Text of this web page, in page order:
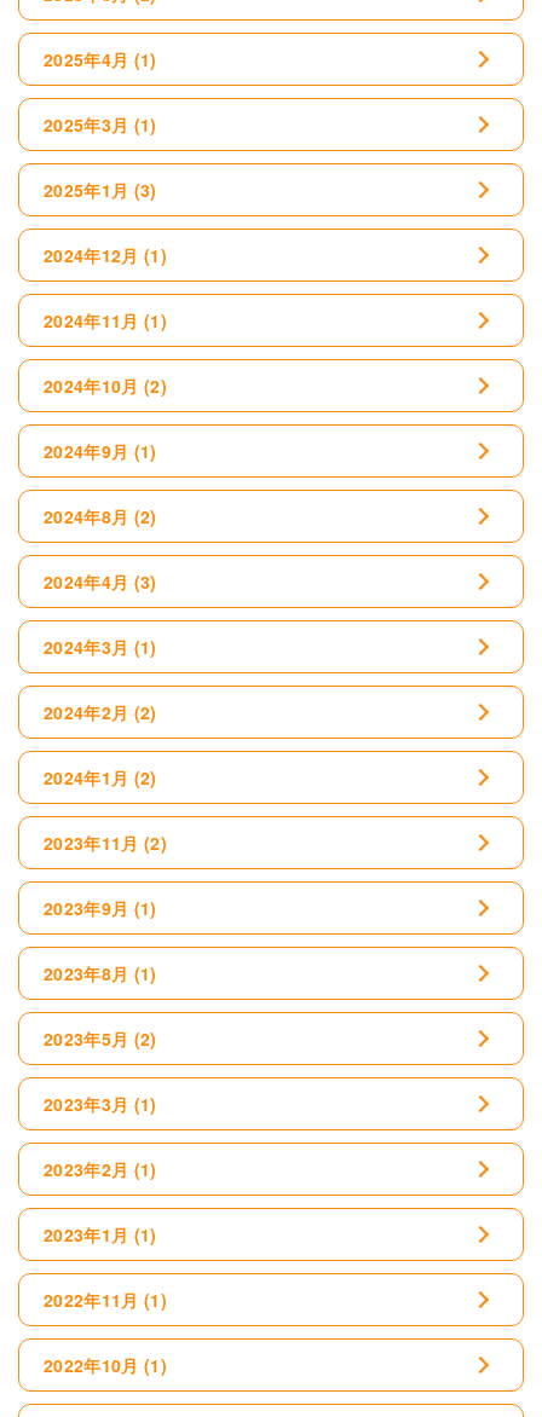
2025年4月 (1)
2025年3月 (1)
2025年1月 (3)
2024年12月 (1)
2024年11月 (1)
2024年10月 (2)
2024年9月 (1)
2024年8月 (2)
2024年4月 (3)
2024年3月 (1)
2024年2月 (2)
2024年1月 (2)
2023年11月 (2)
2023年9月 (1)
2023年8月 (1)
2023年5月 (2)
2023年3月 (1)
2023年2月 (1)
2023年1月 (1)
2022年11月 (1)
2022年10月 (1)